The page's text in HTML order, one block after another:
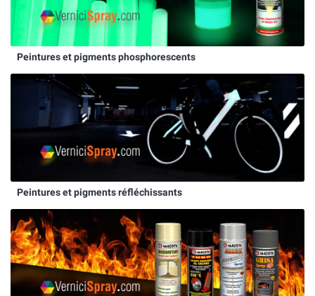
Peintures et pigments phosphorescents
Peintures et pigments réfléchissants